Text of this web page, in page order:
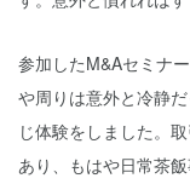
参加したM&Aセミナ
や周りは意外と冷静
じ体験をしました。
あり、もはや日常茶